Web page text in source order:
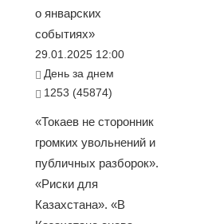
о январских
событиях»
29.01.2025 12:00
День за днем
1253 (45874)
«Токаев не сторонник
громких увольнений и
публичных разборок».
«Риски для
Казахстана». «В